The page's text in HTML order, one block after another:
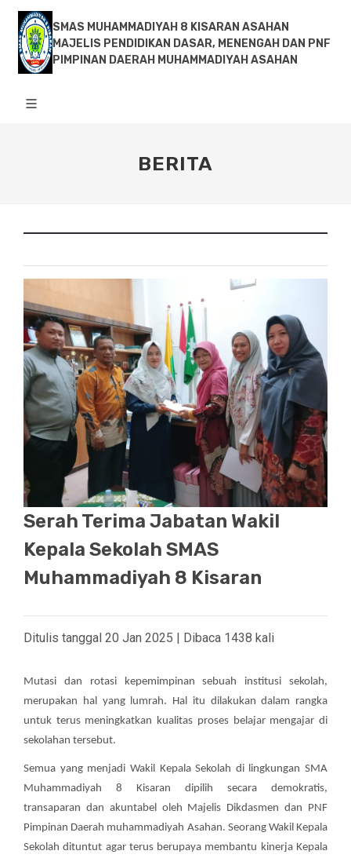
SMAS MUHAMMADIYAH 8 KISARAN ASAHAN
MAJELIS PENDIDIKAN DASAR, MENENGAH DAN PNF
PIMPINAN DAERAH MUHAMMADIYAH ASAHAN
BERITA
Serah Terima Jabatan Wakil
Kepala Sekolah SMAS
Muhammadiyah 8 Kisaran
Ditulis tanggal 20 Jan 2025 | Dibaca 1438 kali
Mutasi dan rotasi kepemimpinan sebuah institusi sekolah,
merupakan hal yang lumrah. Hal itu dilakukan dalam rangka
untuk terus meningkatkan kualitas proses belajar mengajar di
sekolahan tersebut.
Semua yang menjadi Wakil Kepala Sekolah di lingkungan SMA
Muhammadiyah 8 Kisaran dipilih secara demokratis,
transaparan dan akuntabel oleh Majelis Dikdasmen dan PNF
Pimpinan Daerah muhammadiyah Asahan. Seorang Wakil Kepala
Sekolah dituntut agar terus berupaya membantu kinerja Kepala